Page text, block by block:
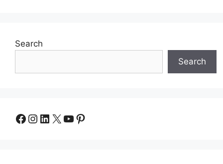
Search
Search
Facebook
Instagram
LinkedIn
X YouTube
Pinterest